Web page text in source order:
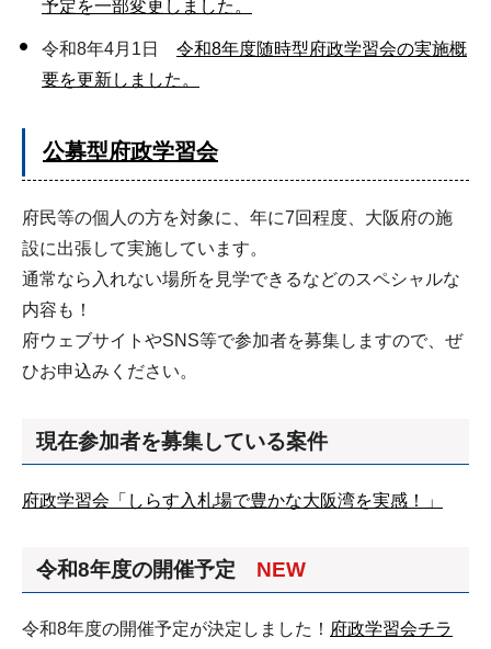
予定を一部変更しました。
令和8年4月1日 令和8年度随時型府政学習会の実施概
要を更新しました。
公募型府政学習会
府民等の個人の方を対象に、年に7回程度、大阪府の施
設に出張して実施しています。
通常なら入れない場所を見学できるなどのスペシャルな
内容も！
府ウェブサイトやSNS等で参加者を募集しますので、ぜ
ひお申込みください。
現在参加者を募集している案件
府政学習会「しらす入札場で豊かな大阪湾を実感！」
令和8年度の開催予定 NEW
令和8年度の開催予定が決定しました！ 府政学習会チラ